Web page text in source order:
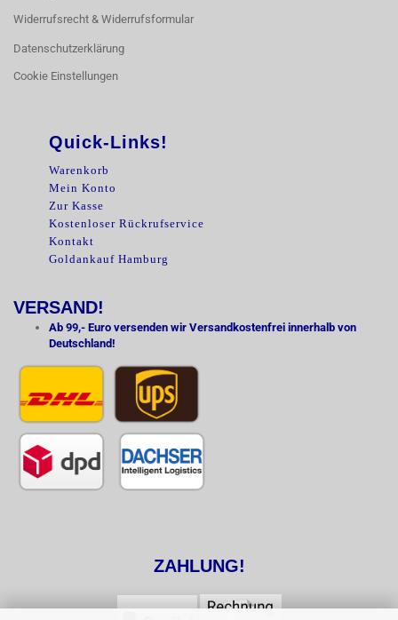
Widerrufsrecht & Widerrufsformular
Datenschutzerklärung
Cookie Einstellungen
Quick-Links!
Warenkorb
Mein Konto
Zur Kasse
Kostenloser Rückrufservice
Kontakt
Goldankauf Hamburg
VERSAND!
Ab 99,- Euro versenden wir Versandkostenfrei innerhalb von
Deutschland!
ZAHLUNG!